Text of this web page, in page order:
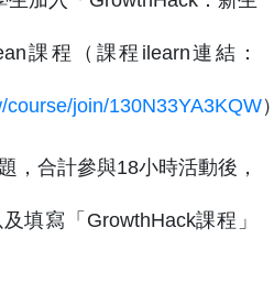
課程（課程ilearn連結：
join/130N33YA3KQW
，合計參與18小時活動後，
填寫「GrowthHack課程」